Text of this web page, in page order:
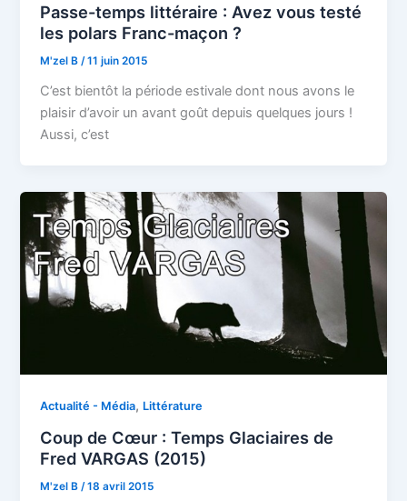
Passe-temps littéraire : Avez vous testé
les polars Franc-maçon ?
M'zel B/11 juin 2015
C’est bientôt la période estivale dont nous avons le
plaisir d’avoir un avant goût depuis quelques jours !
Aussi, c’est
Actualité - Média, Littérature
Coup de Cœur : Temps Glaciaires de
Fred VARGAS (2015)
M'zel B/18 avril 2015